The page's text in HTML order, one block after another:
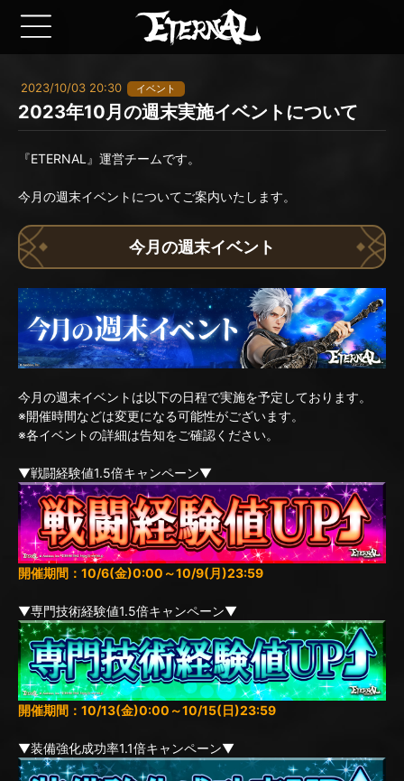
2023/10/03 20:30 イベント
2023年10月の週末実施イベントについて
『ETERNAL』運営チームです。
今月の週末イベントについてご案内いたします。
今月の週末イベント
今月の週末イベントは以下の日程で実施を予定しております。
※開催時間などは変更になる可能性がございます。
※各イベントの詳細は告知をご確認ください。
▼戦闘経験値1.5倍キャンペーン▼
開催期間：10/6(金)0:00～10/9(月)23:59
▼専門技術経験値1.5倍キャンペーン▼
開催期間：10/13(金)0:00～10/15(日)23:59
▼装備強化成功率1.1倍キャンペーン▼